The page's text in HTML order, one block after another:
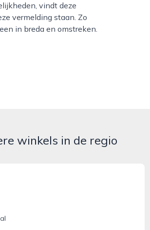
vindt deze
vermelding staan. Zo
in breda en omstreken.
winkels in de regio